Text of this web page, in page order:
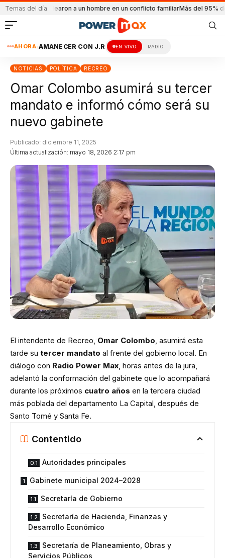
Temas del día
Balearon a un hombre en un conflicto familiarMás del 95% de los
AHORA:AMANECER CON J.R EN VIVO RADIO
NOTICIAS POLÍTICA RECREO
Omar Colombo asumirá su tercer
mandato e informó cómo será su
nuevo gabinete
Última actualización: mayo 18, 2026 2:17 pm
Publicado: diciembre 11, 2025
El intendente de Recreo, Omar Colombo , asumirá esta
tarde su tercer mandato al frente del gobierno local. En
diálogo con Radio Power Max , horas antes de la jura,
adelantó la conformación del gabinete que lo acompañará
durante los próximos cuatro años en la tercera ciudad
más poblada del departamento La Capital, después de
Santo Tomé y Santa Fe.
Contentido
Autoridades principales
Gabinete municipal 2024–2028
Secretaría de Gobierno
Secretaría de Hacienda, Finanzas y
Desarrollo Económico
Secretaría de Planeamiento, Obras y
Servicios Públicos